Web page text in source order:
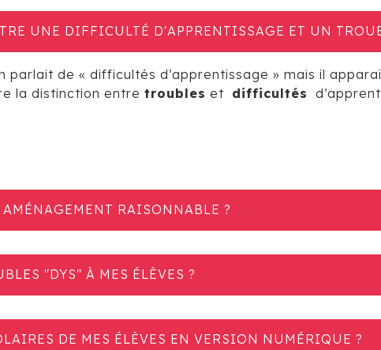
UNE DIFFICULTÉ D'APPRENTISSAGE ET UN
parlait de « difficultés d’apprentissage » mais il
la distinction entre troubles et difficultés
RAISONNABLE ?
"DYS" À MES ÉLÈVES ?
DE MES ÉLÈVES EN VERSION NUMÉRIQUE ?